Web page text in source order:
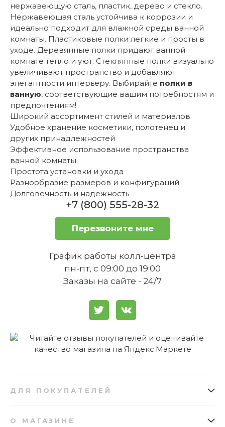
нержавеющую сталь, пластик, дерево и стекло.
Нержавеющая сталь устойчива к коррозии и
идеально подходит для влажной среды ванной
комнаты. Пластиковые полки легкие и просты в
уходе. Деревянные полки придают ванной
комнате тепло и уют. Стеклянные полки визуально
увеличивают пространство и добавляют
элегантности интерьеру. Выбирайте полки в
ванную, соответствующие вашим потребностям и
предпочтениям!
Широкий ассортимент стилей и материалов
Удобное хранение косметики, полотенец и
других принадлежностей
Эффективное использование пространства
ванной комнаты
Простота установки и ухода
Разнообразие размеров и конфигураций
Долговечность и надежность
+7 (800) 555-28-32
Перезвоните мне
График работы колл-центра
пн-пт, с 09:00 до 19:00
Заказы на сайте - 24/7
ДЛЯ ПОКУПАТЕЛЕЙ
О МАГАЗИНЕ